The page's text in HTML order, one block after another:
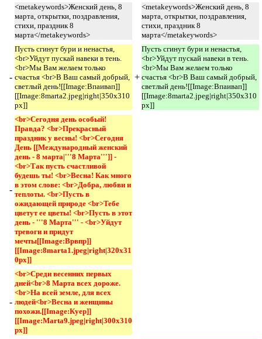
<metakeywords>Женский день, 8
марта, открытки, поздравления,
стихи, праздник 8
марта</metakeywords>
<metakeywords>Женский день, 8
марта, открытки, поздравления,
стихи, праздник 8
марта</metakeywords>
-
Пусть сгинут бури и ненастья,
<br>Уйдут пускай навеки в тень.
<br>Мы Вам желаем только
счастья <br>В Ваш самый добрый,
светлый день![[Image:Впаивап]]
[[Image:8marta2.jpeg|right|350x310
px]]
+
Пусть сгинут бури и ненастья,
<br>Уйдут пускай навеки в тень.
<br>Мы Вам желаем только
счастья <br>В Ваш самый добрый,
светлый день![[Image:Впаивап]]
[[Image:8marta2.jpeg|right|350x310
px]]
-
<br>Сегодня день особый!
Правда? <br>Прекрасный
праздник у весны! <br>Сегодня
День [[Международный женский
день - 8 марта|'''8 Марта''']] -
<br>Так пусть счастливой
будешь ты! <br>Весна! Как много
в этом слове: <br>Добра, любви и
теплоты. <br>Пусть в
ожидающей природе <br>Тебе
цветут ее цветы! <br>Пусть в этот
день - '''8 Марта''' - <br>Уйдут
тревоги и придут
мечты[[Image:Врвпр]]
[[Image:8marta1.jpeg|right|320x31
0px]]
-
<br>Среди весенних первых
дней<br>8 Марта всех дороже.
<br>На всей земле, для всех
людей<br>Весна и женщины
похожи.[[Image:Куер]]
[[Image:Marta9.jpeg|right|300x310
px]]